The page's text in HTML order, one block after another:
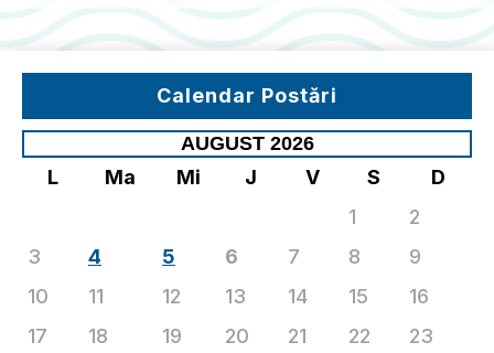
Calendar Postări
AUGUST 2026
L Ma Mi J V S
D
1
2
3
4 5 6 7 8
9
10
11 12 13 14 15
16
17
18 19 20 21 22
23